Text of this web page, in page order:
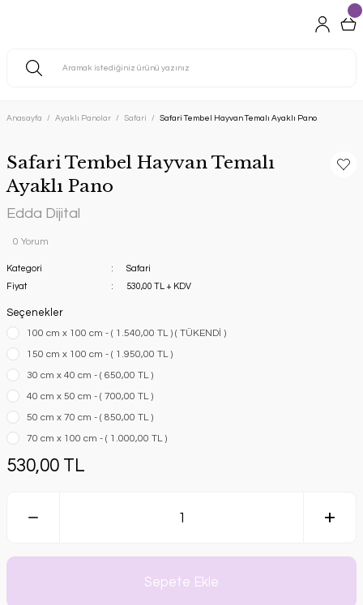
Anasayfa Ayaklı Panolar Safari Safari Tembel Hayvan Temalı Ayaklı Pano
Safari Tembel Hayvan Temalı
Ayaklı Pano
Edda Dijital
0 Yorum
Kategori
Safari
Fiyat
530,00 TL + KDV
Seçenekler
100 cm x 100 cm - ( 1.540,00 TL ) ( TÜKENDİ )
150 cm x 100 cm - ( 1.950,00 TL )
30 cm x 40 cm - ( 650,00 TL )
40 cm x 50 cm - ( 700,00 TL )
50 cm x 70 cm - ( 850,00 TL )
70 cm x 100 cm - ( 1.000,00 TL )
530,00 TL
Sepete Ekle